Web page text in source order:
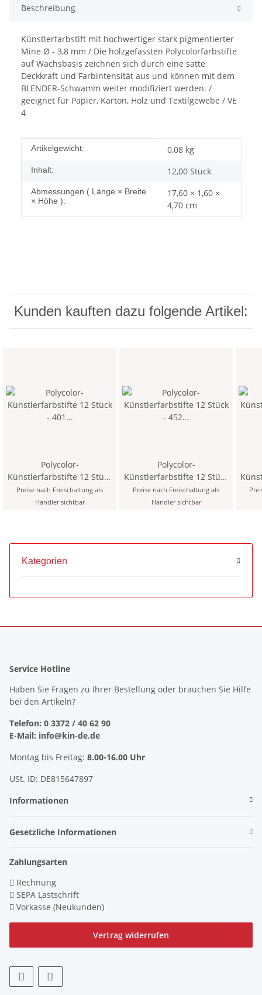
Beschreibung
Künstlerfarbstift mit hochwertiger stark pigmentierter
Mine Ø - 3,8 mm / Die holzgefassten Polycolorfarbstifte
auf Wachsbasis zeichnen sich durch eine satte
Deckkraft und Farbintensität aus und können mit dem
BLENDER-Schwamm weiter modifiziert werden. /
geeignet für Papier, Karton, Holz und Textilgewebe / VE
4
Produkteigenschaft
Wert
Artikelgewicht: 0,08 kg
Inhalt: 12,00 Stück
Abmessungen ( Länge × Breite
× Höhe ):
17,60 × 1,60 ×
4,70 cm
Kunden kauften dazu folgende Artikel:
Polycolor-
Künstlerfarbstifte 12 Stück
- 401 / Cool Grey 1 -
Preise nach Freischaltung als
Händler sichtbar
Polycolor-
Künstlerfarbstifte 12 Stück
- 452 / Warm Grey 2 -
Preise nach Freischaltung als
Händler sichtbar
-
Kategorien
Service Hotline
Haben Sie Fragen zu Ihrer Bestellung oder brauchen Sie Hilfe
bei den Artikeln?
Telefon: 0 3372 / 40 62 90
E-Mail: info@kin-de.de
Montag bis Freitag: 8.00-16.00 Uhr
USt. ID: DE815647897
Informationen
Gesetzliche Informationen
Zahlungsarten
Rechnung
SEPA Lastschrift
Vorkasse (Neukunden)
Vertrag widerrufen